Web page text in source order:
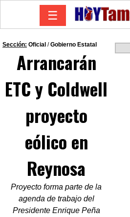
☰
Sección: Oficial /Gobierno Estatal
Arrancarán
ETC y Coldwell
proyecto
eólico en
Reynosa
Proyecto forma parte de la
agenda de trabajo del
Presidente Enrique Peña